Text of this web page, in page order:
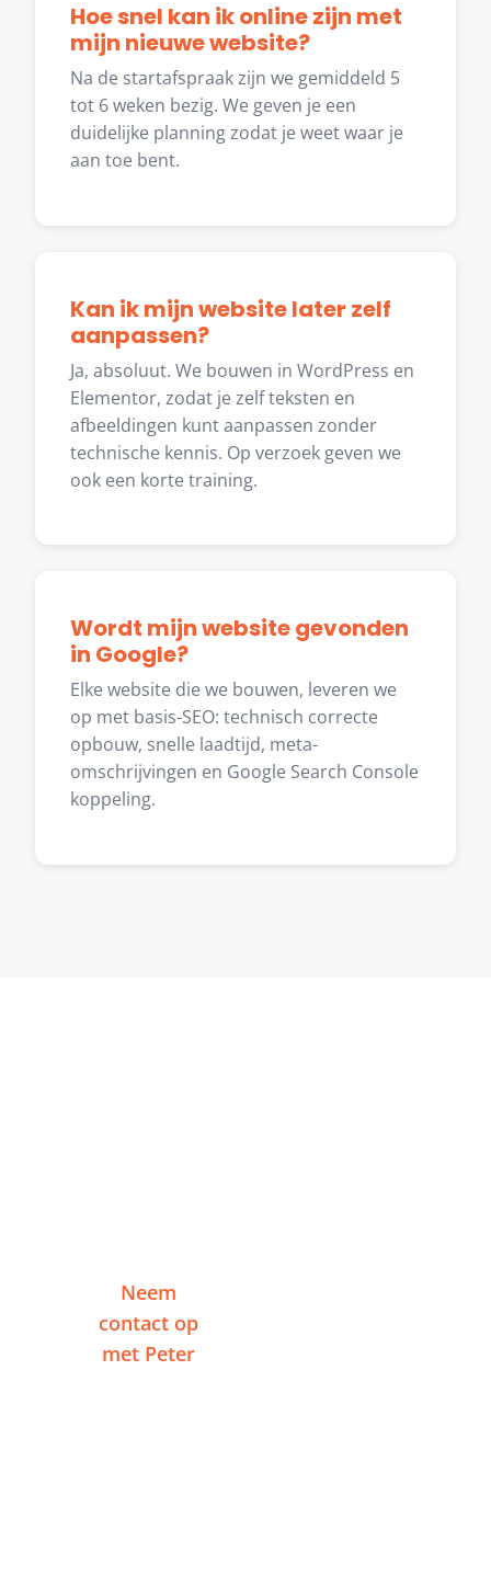
Hoe snel kan ik online zijn met
mijn nieuwe website?
Na de startafspraak zijn we gemiddeld 5
tot 6 weken bezig. We geven je een
duidelijke planning zodat je weet waar je
aan toe bent.
Kan ik mijn website later zelf
aanpassen?
Ja, absoluut. We bouwen in WordPress en
Elementor, zodat je zelf teksten en
afbeeldingen kunt aanpassen zonder
technische kennis. Op verzoek geven we
ook een korte training.
Wordt mijn website gevonden
in Google?
Elke website die we bouwen, leveren we
op met basis-SEO: technisch correcte
opbouw, snelle laadtijd, meta-
omschrijvingen en Google Search Console
koppeling.
Neem
contact op
met Peter